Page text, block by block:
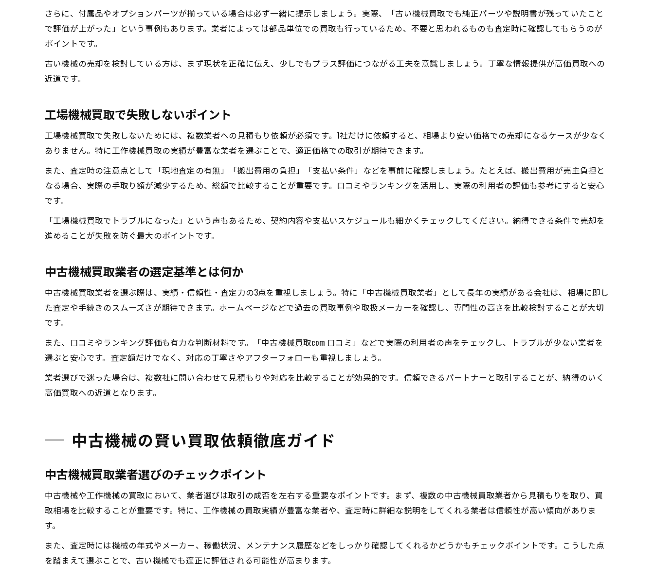
動かない中古機械も高価売却を狙う方法
動かない工作機械買取の査定ポイント解説
工場機械買取で状態不問の交渉術
さらに、付属品やオプションパーツが揃っている場合は必ず一緒に提示しましょう。実際、「古い機械買取でも純正パーツや説明書が残っていたこと
で評価が上がった」という事例もあります。業者によっては部品単位での買取も行っているため、不要と思われるものも査定時に確認してもらうのが
ポイントです。
古い機械の売却を検討している方は、まず現状を正確に伝え、少しでもプラス評価につながる工夫を意識しましょう。丁寧な情報提供が高価買取への
近道です。
工場機械買取で失敗しないポイント
工場機械買取で失敗しないためには、複数業者への見積もり依頼が必須です。1社だけに依頼すると、相場より安い価格での売却になるケースが少なく
ありません。特に工作機械買取の実績が豊富な業者を選ぶことで、適正価格での取引が期待できます。
また、査定時の注意点として「現地査定の有無」「搬出費用の負担」「支払い条件」などを事前に確認しましょう。たとえば、搬出費用が売主負担と
なる場合、実際の手取り額が減少するため、総額で比較することが重要です。口コミやランキングを活用し、実際の利用者の評価も参考にすると安心
です。
「工場機械買取でトラブルになった」という声もあるため、契約内容や支払いスケジュールも細かくチェックしてください。納得できる条件で売却を
進めることが失敗を防ぐ最大のポイントです。
中古機械買取業者の選定基準とは何か
中古機械買取業者を選ぶ際は、実績・信頼性・査定力の3点を重視しましょう。特に「中古機械買取業者」として長年の実績がある会社は、相場に即し
た査定や手続きのスムーズさが期待できます。ホームページなどで過去の買取事例や取扱メーカーを確認し、専門性の高さを比較検討することが大切
です。
また、口コミやランキング評価も有力な判断材料です。「中古機械買取com 口コミ」などで実際の利用者の声をチェックし、トラブルが少ない業者を
選ぶと安心です。査定額だけでなく、対応の丁寧さやアフターフォローも重視しましょう。
業者選びで迷った場合は、複数社に問い合わせて見積もりや対応を比較することが効果的です。信頼できるパートナーと取引することが、納得のいく
高価買取への近道となります。
中古機械の賢い買取依頼徹底ガイド
中古機械買取業者選びのチェックポイント
中古機械や工作機械の買取において、業者選びは取引の成否を左右する重要なポイントです。まず、複数の中古機械買取業者から見積もりを取り、買
取相場を比較することが重要です。特に、工作機械の買取実績が豊富な業者や、査定時に詳細な説明をしてくれる業者は信頼性が高い傾向がありま
す。
また、査定時には機械の年式やメーカー、稼働状況、メンテナンス履歴などをしっかり確認してくれるかどうかもチェックポイントです。こうした点
を踏まえて選ぶことで、古い機械でも適正に評価される可能性が高まります。